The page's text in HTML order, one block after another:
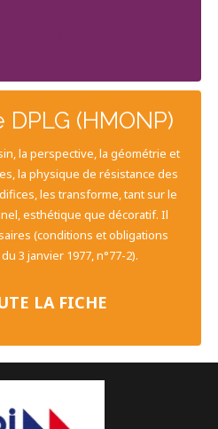
DPLG (HMONP)
la perspective, la géométrie et
la physique de résistance des
les transforme, tant sur le
esthétique que décoratif. Il
(conditions et obligations
3 janvier 1977, n°77-2).
LA FICHE